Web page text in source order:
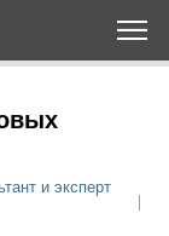
и эксперт